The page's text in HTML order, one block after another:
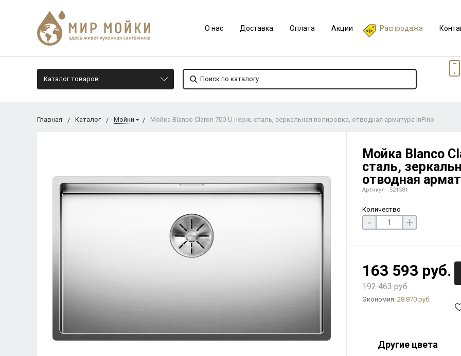
О нас Доставка Оплата Акции Распродажа
Каталог товаров
Главная Каталог Мойки Мойка Blanco Claron 700-U нерж. сталь, зеркальная полировка, отводная арматура InFino
Мойка Blanco
сталь,
отводная
Артикул : 521581
Количество
- +
163 593 руб.
192 463 руб.
Экономия: 28 870 руб.
Другие цвета